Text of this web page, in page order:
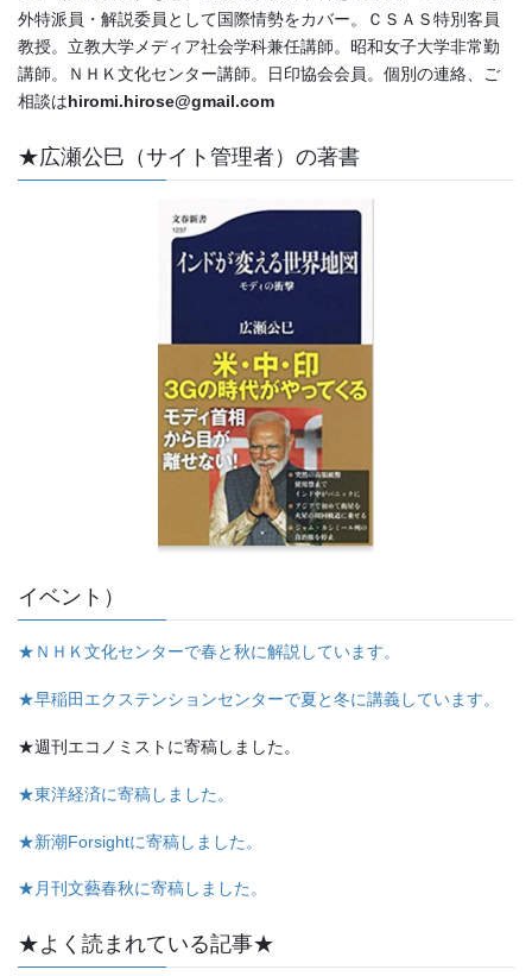
外特派員・解説委員として国際情勢をカバー。ＣＳＡＳ特別客員
教授。立教大学メディア社会学科兼任講師。昭和女子大学非常勤
講師。ＮＨＫ文化センター講師。日印協会会員。個別の連絡、ご
相談はhiromi.hirose@gmail.com
★広瀬公巳（サイト管理者）の著書
イベント）
★ＮＨＫ文化センターで春と秋に解説しています。
★早稲田エクステンションセンターで夏と冬に講義しています。
★週刊エコノミストに寄稿しました。
★東洋経済に寄稿しました。
★新潮Forsightに寄稿しました。
★月刊文藝春秋に寄稿しました。
★よく読まれている記事★